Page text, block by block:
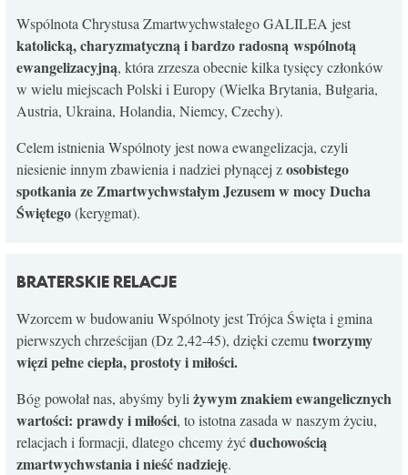
KONTAKT
Wspólnota Chrystusa Zmartwychwstałego GALILEA jest
katolicką, charyzmatyczną i bardzo radosną wspólnotą
ewangelizacyjną, która zrzesza obecnie kilka tysięcy członków
w wielu miejscach Polski i Europy (Wielka Brytania, Bułgaria,
Austria, Ukraina, Holandia, Niemcy, Czechy).
Celem istnienia Wspólnoty jest nowa ewangelizacja, czyli
niesienie innym zbawienia i nadziei płynącej zosobistego
spotkania ze Zmartwychwstałym Jezusem w mocy Ducha
Świętego(kerygmat).
BRATERSKIE RELACJE
Wzorcem w budowaniu Wspólnoty jest Trójca Święta i gmina
pierwszych chrześcijan (Dz 2,42-45), dzięki czemu tworzymy
więzi pełne ciepła, prostoty i miłości.
Bóg powołał nas, abyśmy byli żywym znakiem ewangelicznych
wartości: prawdy i miłości, to istotna zasada w naszym życiu,
relacjach i formacji, dlatego chcemy żyćduchowością
zmartwychwstania i nieść nadzieję.